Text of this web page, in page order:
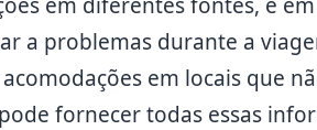
a problemas durante a
em locais que
fornecer todas essas